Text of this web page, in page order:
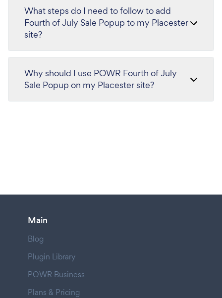
What steps do I need to follow to add
Fourth of July Sale Popup to my Placester
site?
Why should I use POWR Fourth of July
Sale Popup on my Placester site?
Main
Blog
Plugin Library
POWR Business
Plans & Pricing